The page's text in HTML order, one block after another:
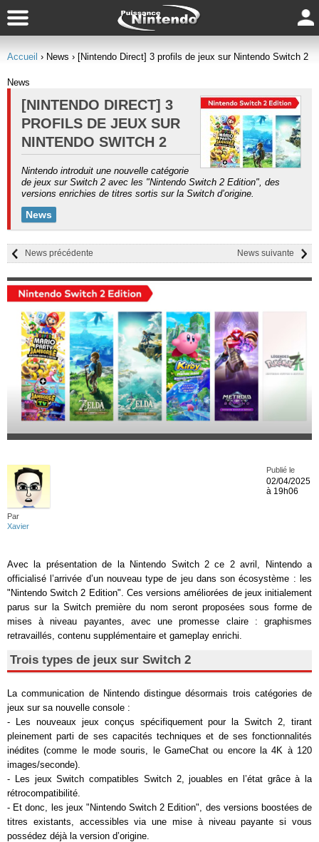
Accueil › News › [Nintendo Direct] 3 profils de jeux sur Nintendo Switch 2
News
[NINTENDO DIRECT] 3
PROFILS DE JEUX SUR
NINTENDO SWITCH 2
Nintendo introduit une nouvelle catégorie
de jeux sur Switch 2 avec les "Nintendo Switch 2 Edition", des
versions enrichies de titres sortis sur la Switch d’origine.
News
News suivante
News précédente
Par
Xavier
Publié le
02/04/2025
à 19h06
Avec la présentation de la Nintendo Switch 2 ce 2 avril, Nintendo a
officialisé l’arrivée d’un nouveau type de jeu dans son écosystème : les
"Nintendo Switch 2 Edition". Ces versions améliorées de jeux initialement
parus sur la Switch première du nom seront proposées sous forme de
mises à niveau payantes, avec une promesse claire : graphismes
retravaillés, contenu supplémentaire et gameplay enrichi.
Trois types de jeux sur Switch 2
La communication de Nintendo distingue désormais trois catégories de
jeux sur sa nouvelle console :
- Les nouveaux jeux conçus spécifiquement pour la Switch 2, tirant
pleinement parti de ses capacités techniques et de ses fonctionnalités
inédites (comme le mode souris, le GameChat ou encore la 4K à 120
images/seconde).
- Les jeux Switch compatibles Switch 2, jouables en l’état grâce à la
rétrocompatibilité.
- Et donc, les jeux "Nintendo Switch 2 Edition", des versions boostées de
titres existants, accessibles via une mise à niveau payante si vous
possédez déjà la version d’origine.